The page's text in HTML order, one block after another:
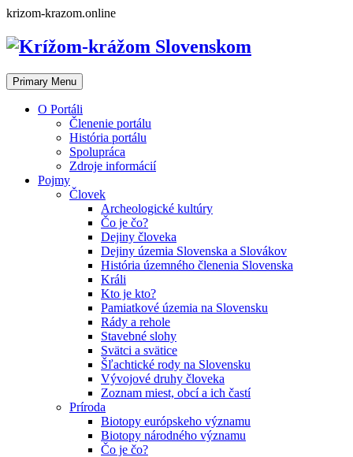
Skip
content
krizom-krazom.online
Primary Menu
O Portáli
Členenie portálu
História portálu
Spolupráca
Zdroje informácií
Pojmy
Človek
Archeologické kultúry
Čo je čo?
Dejiny človeka
Dejiny územia Slovenska a Slovákov
História územného členenia Slovenska
Králi
Kto je kto?
Pamiatkové územia na Slovensku
Rády a rehole
Stavebné slohy
Svätci a svätice
Šľachtické rody na Slovensku
Vývojové druhy človeka
Zoznam miest, obcí a ich častí
Príroda
Biotopy európskeho významu
Biotopy národného významu
Čo je čo?